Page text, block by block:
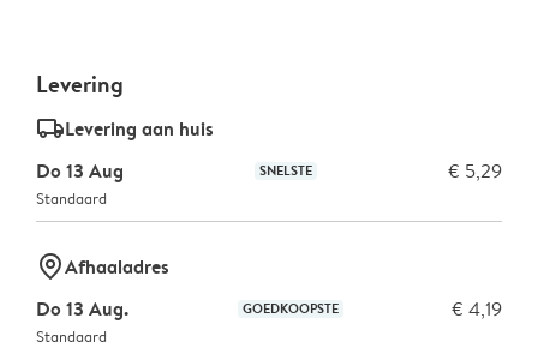
Levering
delivery_standard_v2Levering aan huis
Do 13 Aug
SNELSTE € 5,29
Standaard
marker-pinAfhaaladres
Do 13 Aug.
GOEDKOOPSTE € 4,19
Standaard